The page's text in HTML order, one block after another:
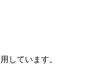
しています。